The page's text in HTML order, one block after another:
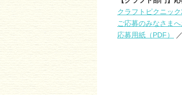
クラフトピクニッ
ご応募のみなさま
応募用紙（PDF）
／